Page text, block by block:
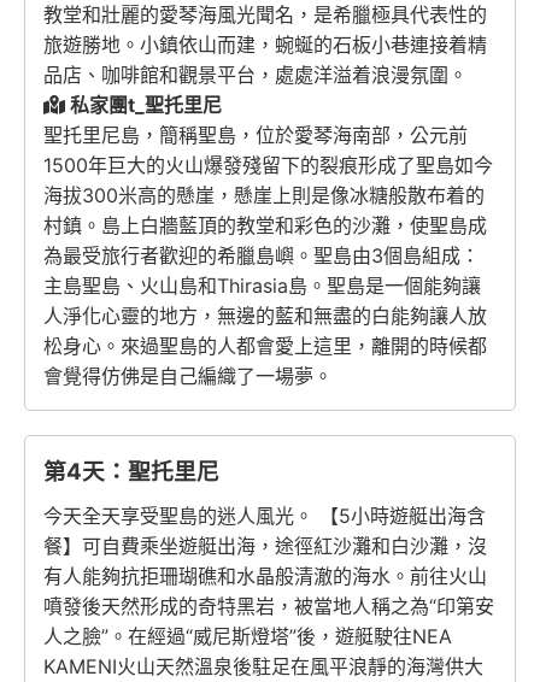
教堂和壯麗的愛琴海風光聞名，是希臘極具代表性的
旅遊勝地。小鎮依山而建，蜿蜒的石板小巷連接着精
品店、咖啡館和觀景平台，處處洋溢着浪漫氛圍。
私家團t_聖托里尼
聖托里尼島，簡稱聖島，位於愛琴海南部，公元前
1500年巨大的火山爆發殘留下的裂痕形成了聖島如今
海拔300米高的懸崖，懸崖上則是像冰糖般散布着的
村鎮。島上白牆藍頂的教堂和彩色的沙灘，使聖島成
為最受旅行者歡迎的希臘島嶼。聖島由3個島組成：
主島聖島、火山島和Thirasia島。聖島是一個能夠讓
人淨化心靈的地方，無邊的藍和無盡的白能夠讓人放
松身心。來過聖島的人都會愛上這里，離開的時候都
會覺得仿佛是自己編織了一場夢。
第4天：聖托里尼
今天全天享受聖島的迷人風光。 【5小時遊艇出海含
餐】可自費乘坐遊艇出海，途徑紅沙灘和白沙灘，沒
有人能夠抗拒珊瑚礁和水晶般清澈的海水。前往火山
噴發後天然形成的奇特黑岩，被當地人稱之為“印第安
人之臉”。在經過“威尼斯燈塔”後，遊艇駛往NEA
KAMENI火山天然溫泉後駐足在風平浪靜的海灣供大